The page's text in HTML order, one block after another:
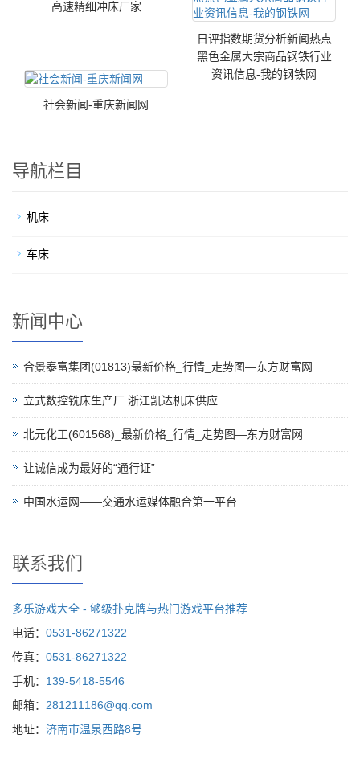
高速精细冲床厂家
日评指数期货分析新闻热点
黑色金属大宗商品钢铁行业
资讯信息-我的钢铁网
社会新闻-重庆新闻网
导航栏目
机床
车床
新闻中心
合景泰富集团(01813)最新价格_行情_走势图—东方财富网
立式数控铣床生产厂 浙江凯达机床供应
北元化工(601568)_最新价格_行情_走势图—东方财富网
让诚信成为最好的“通行证”
中国水运网——交通水运媒体融合第一平台
联系我们
多乐游戏大全 - 够级扑克牌与热门游戏平台推荐
电话： 0531-86271322
传真： 0531-86271322
手机： 139-5418-5546
邮箱： 281211186@qq.com
地址： 济南市温泉西路8号